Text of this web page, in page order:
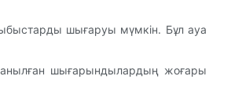
шығаруы мүмкін. Бұл ауа
шығарындылардың жоғары